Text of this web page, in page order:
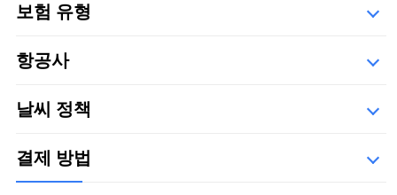
100 송이의 장미 꽃다발 ＋¥120,000
보험 유형
항공사
날씨 정책
결제 방법